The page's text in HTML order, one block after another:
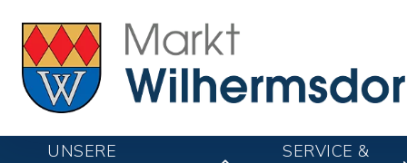
UNSERE
SERVICE &